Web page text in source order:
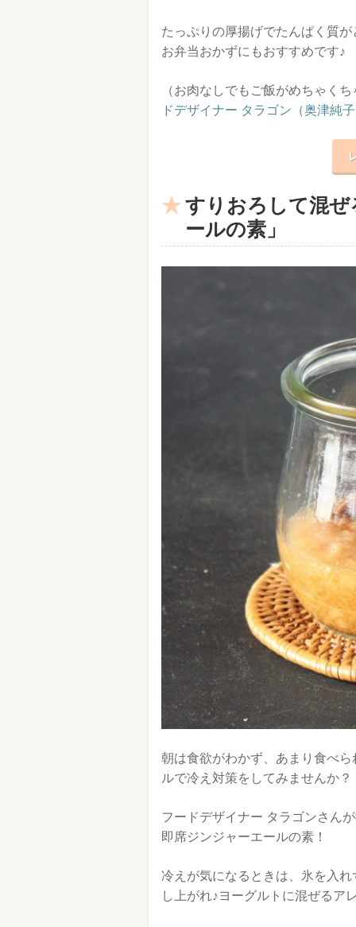
たっぷりの厚揚げでたんぱく質
お弁当おかずにもおすすめです♪
（お肉なしでもご飯がめちゃく
ドデザイナー タラゴン（奥津純子
すりおろして混ぜ
ールの素」
朝は食欲がわかず、あまり食べ
ルで冷え対策をしてみませんか？
フードデザイナー タラゴンさん
即席ジンジャーエールの素！
冷えが気になるときは、氷を入
し上がれ♪ヨーグルトに混ぜるア